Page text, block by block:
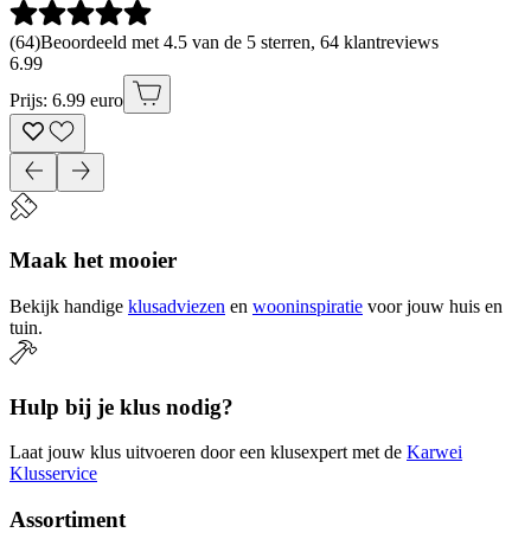
(64)Beoordeeld met 4.5 van de 5 sterren, 64 klantreviews
6.99
Prijs: 6.99 euro
Maak het mooier
Bekijk handige klusadviezen en wooninspiratie voor jouw huis en
tuin.
Hulp bij je klus nodig?
Laat jouw klus uitvoeren door een klusexpert met de Karwei
Klusservice
Assortiment